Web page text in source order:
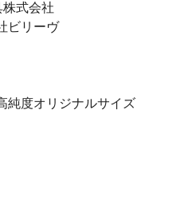
式会社
ビリーヴ
度オリジナルサイズ